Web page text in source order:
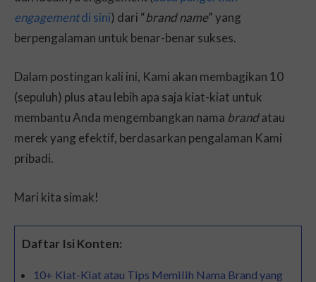
engagementdi sini) dari “brand name” yang
berpengalaman untuk benar-benar sukses.
Dalam postingan kali ini, Kami akan membagikan 10
(sepuluh) plus atau lebih apa saja kiat-kiat untuk
membantu Anda mengembangkan nama brandatau
merek yang efektif, berdasarkan pengalaman Kami
pribadi.
Mari kita simak!
Daftar Isi Konten:
10+ Kiat-Kiat atau Tips Memilih Nama Brand yang